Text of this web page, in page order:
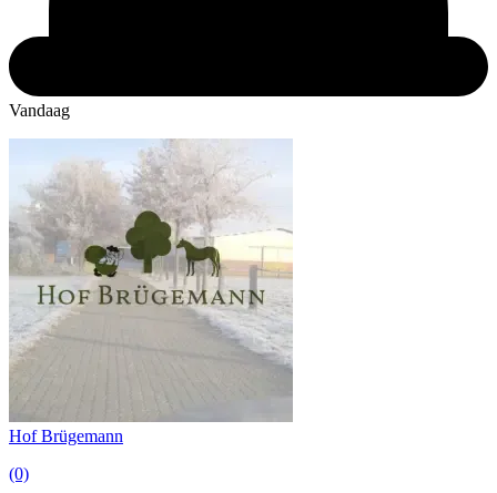
Vandaag
Hof Brügemann
(0)